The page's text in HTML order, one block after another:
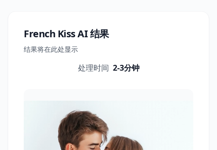
French Kiss AI结果
结果将在此处显示
处理时间 2-3分钟